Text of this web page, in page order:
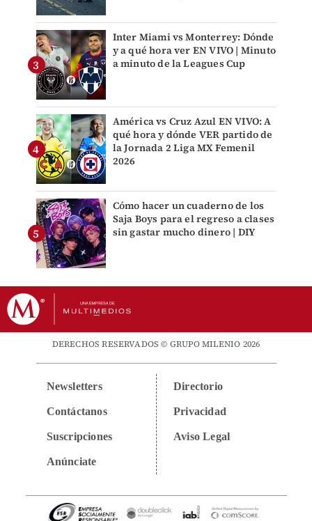
Inter Miami vs Monterrey: Dónde
y a qué hora ver EN VIVO | Minuto
a minuto de la Leagues Cup
América vs Cruz Azul EN VIVO: A
qué hora y dónde VER partido de
la Jornada 2 Liga MX Femenil
2026
Cómo hacer un cuaderno de los
Saja Boys para el regreso a clases
sin gastar mucho dinero | DIY
DERECHOS RESERVADOS © GRUPO MILENIO 2026
Newsletters
Contáctanos
Suscripciones
Anúnciate
Directorio
Privacidad
Aviso Legal